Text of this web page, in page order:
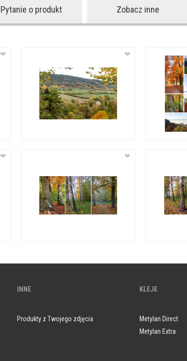
Pytanie o produkt Zobacz inne
❤ ❤
❤ ❤
INNE
Produkty z Twojego zdjęcia
KLEJE
Metylan Direct
Metylan Extra